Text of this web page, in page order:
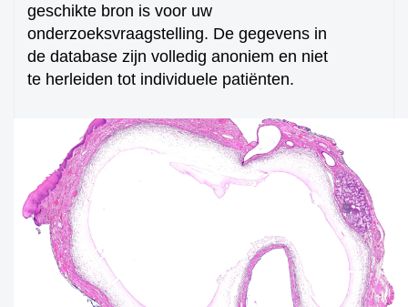
geschikte bron is voor uw
onderzoeksvraagstelling. De gegevens in
de database zijn volledig anoniem en niet
te herleiden tot individuele patiënten.